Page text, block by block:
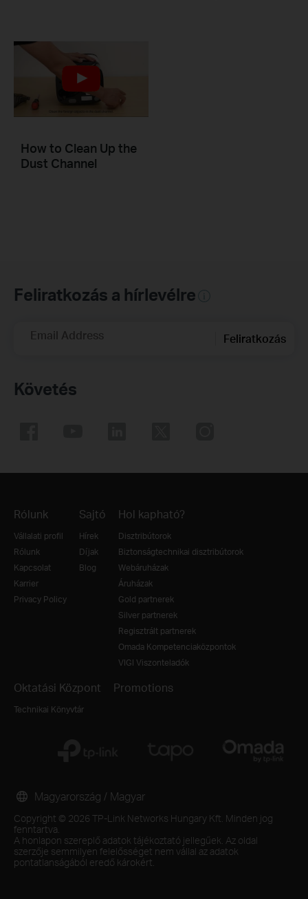
How to Clean Up the
Dust Channel
Feliratkozás a hírlevélre
Email Address Feliratkozás
Követés
Rólunk
Vállalati profil
Rólunk
Kapcsolat
Karrier
Privacy Policy
Sajtó
Hírek
Díjak
Blog
Hol kapható?
Disztribútorok
Biztonságtechnikai disztribútorok
Webáruházak
Áruházak
Gold partnerek
Silver partnerek
Regisztrált partnerek
Omada Kompetenciaközpontok
VIGI Viszonteladók
Oktatási Központ
Technikai Könyvtár
Promotions
Copyright © 2026 TP-Link Networks Hungary Kft. Minden jog
fenntartva.
A honlapon szereplő adatok tájékoztató jellegűek. Az oldal
szerzője semmilyen felelősséget nem vállal az adatok
pontatlanságából eredő károkért.
Magyarország / Magyar